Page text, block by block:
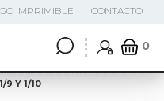
0
IMPRIMIBLE CONTACTO
9 Y 1/10